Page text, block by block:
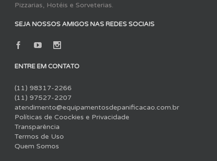
Pizzarias, Hotéis e Sorveterias.
SEJA NOSSOS AMIGOS NAS REDES SOCIAIS
ENTRE EM CONTATO
(11) 98317-2266
(11) 97527-2207
atendimento@equipamentosdepanificacao.com.br
Políticas de Coockies e Privacidade
Transparência
Termos de Uso
Quem Somos